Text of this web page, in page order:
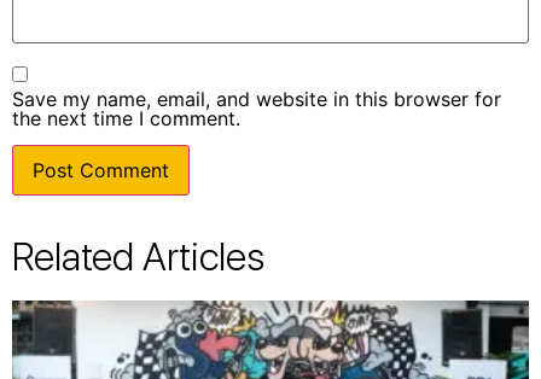
Save my name, email, and website in this browser for
the next time I comment.
Related Articles